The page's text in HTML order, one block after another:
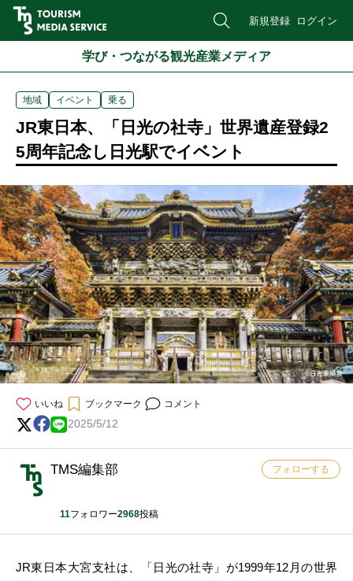
新規登録 ログイン
学び・つながる観光産業メディア
地域 イベント 乗る
JR東日本、「日光の社寺」世界遺産登録2
5周年記念し日光駅でイベント
いいね ブックマーク コメント
2025/5/12
TMS編集部
11フォロワー2968投稿
フォローする
JR東日本大宮支社は、「日光の社寺」が1999年12月の世界